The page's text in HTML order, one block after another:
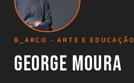
B_ARCO - ARTE E EDUCAÇÃO
George Moura